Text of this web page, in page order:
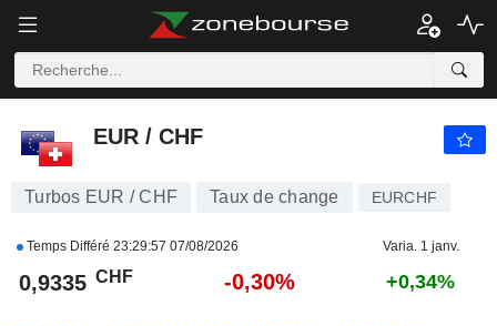
EUR / CHF
EUR / CHF
Turbos EUR / CHF Taux de change EURCHF
Temps Différé 23:29:57 07/08/2026 Varia. 1 janv.
0,9335 CHF -0,30% +0,34%